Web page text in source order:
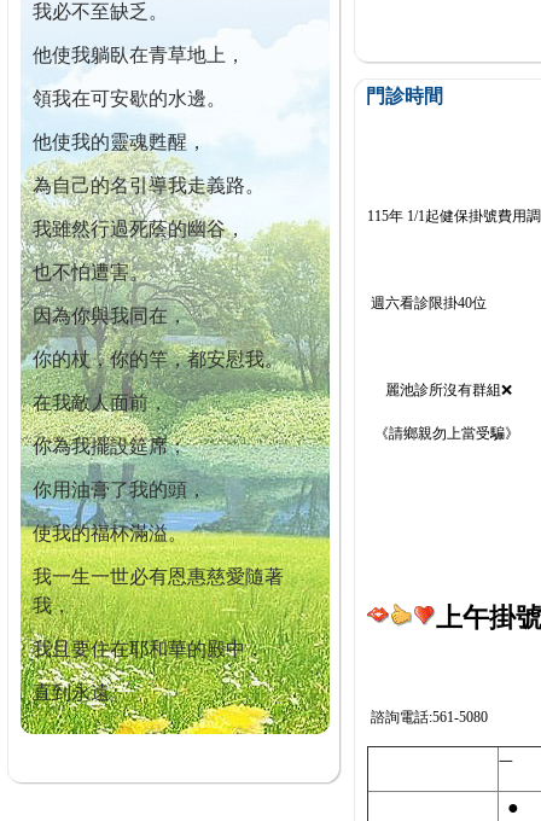
我必不至缺乏。
他使我躺臥在青草地上，
領我在可安歇的水邊。
他使我的靈魂甦醒，
為自己的名引導我走義路。
我雖然行過死蔭的幽谷，
也不怕遭害。
因為你與我同在，
你的杖，你的竿，都安慰我。
在我敵人面前，
你為我擺設筵席；
你用油膏了我的頭，
使我的福杯滿溢。
我一生一世必有恩惠慈愛隨著
我，
我且要住在耶和華的殿中，
直到永遠。
門診時間
115年 1/1起健保掛號費用
週六看診限掛40位
麗池診所沒有群組❌
《請鄉親勿上當受騙》
上午掛
諮詢電話:561-5080
一
●